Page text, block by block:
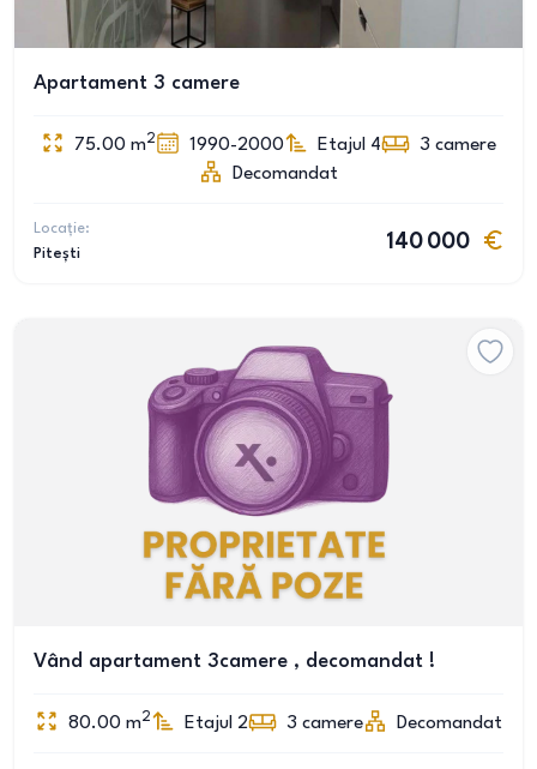
Apartament 3 camere
75.00 m2 1990-2000 Etajul 4 3 camere
Decomandat
Locație:
Pitești
140 000
Vând apartament 3camere , decomandat !
80.00 m2 Etajul 2 3 camere Decomandat